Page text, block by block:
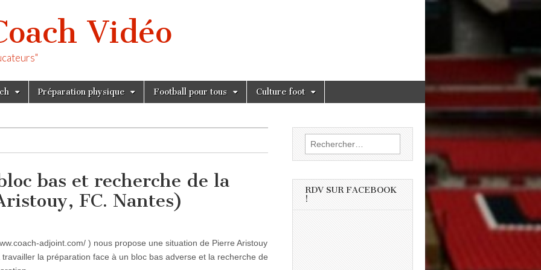
Vidéo
Préparation physique Football pour tous Culture foot
bas et recherche de la
FC. Nantes)
adjoint.com/ ) nous propose une situation de Pierre Aristouy
la préparation face à un bloc bas adverse et la recherche de
Rechercher :
RDV SUR FACEBOOK
!